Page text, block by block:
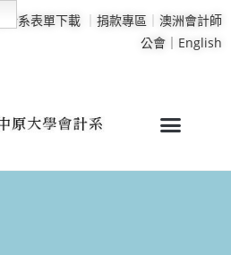
會計系表單下載 ｜ 捐款專區 ｜ 澳洲會計師
公會｜ English